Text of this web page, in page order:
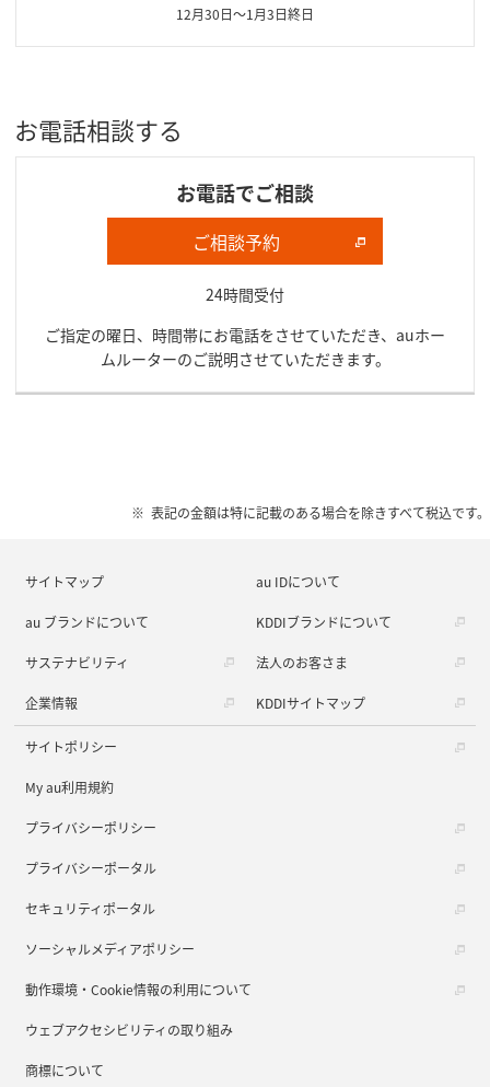
12月30日〜1月3日終日
お電話相談する
お電話でご相談
ご相談予約
24時間受付
ご指定の曜日、時間帯にお電話をさせていただき、auホー
ムルーターのご説明させていただきます。
表記の金額は特に記載のある場合を除きすべて税込です。
サイトマップ au IDについて
au ブランドについて KDDIブランドについて
サステナビリティ 法人のお客さま
企業情報 KDDIサイトマップ
サイトポリシー
My au利用規約
プライバシーポリシー
プライバシーポータル
セキュリティポータル
ソーシャルメディアポリシー
動作環境・Cookie情報の利用について
ウェブアクセシビリティの取り組み
商標について